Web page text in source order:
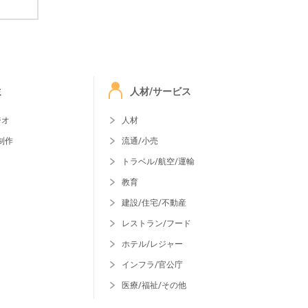
作
人材/サービス
人材
流通/小売
トラベル/航空/運輸
教育
建設/住宅/不動産
レストラン/フード
ホテル/レジャー
インフラ/官公庁
医療/福祉/その他